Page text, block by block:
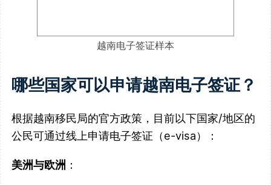
越南电子签证样本
哪些国家可以申请越南电子签证？
根据越南移民局的官方政策，目前以下国家/地区的
公民可通过线上申请电子签证（e-visa）：
美洲与欧洲 ：